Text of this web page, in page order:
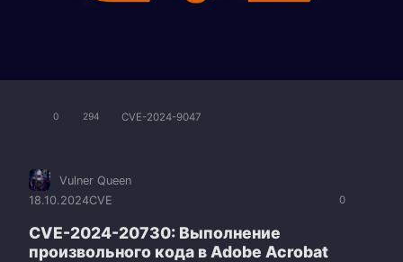
0 294 CVE-2024-9047
0
Vulner Queen
18.10.2024CVE
CVE-2024-20730: Выполнение
произвольного кода в Adobe Acrobat